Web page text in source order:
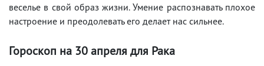
веселье в свой образ жизни. Умение распознавать плохое
настроение и преодолевать его делает нас сильнее.
Гороскоп на 30 апреля для Рака